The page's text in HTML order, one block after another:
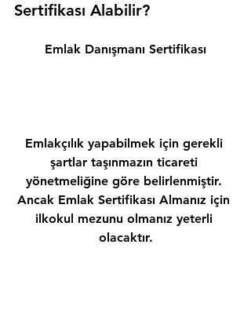
Sertifikası Alabilir?
Emlak Danışmanı Sertifikası
Emlakçılık yapabilmek için gerekli
şartlar taşınmazın ticareti
yönetmeliğine göre belirlenmiştir.
Ancak Emlak Sertifikası Almanız için
ilkokul mezunu olmanız yeterli
olacaktır.